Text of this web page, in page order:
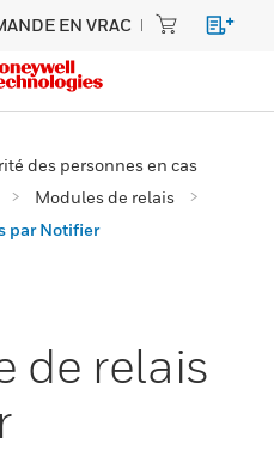
EN VRAC
des personnes en cas
Modules de relais
par Notifier
de relais